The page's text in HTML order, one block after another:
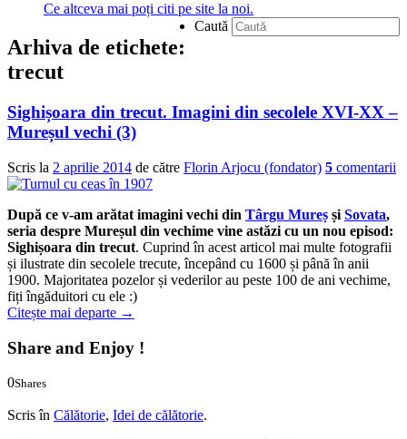
Ce altceva mai poți citi pe site la noi.
Caută
Arhiva de etichete:
trecut
Sighișoara din trecut. Imagini din secolele XVI-XX –
Mureșul vechi (3)
Scris la 2 aprilie 2014 de către Florin Arjocu (fondator) 5 comentarii
După ce v-am arătat imagini vechi din Târgu Mureș și Sovata,
seria despre Mureșul din vechime vine astăzi cu un nou episod:
Sighișoara din trecut. Cuprind în acest articol mai multe fotografii
și ilustrate din secolele trecute, începând cu 1600 și până în anii
1900. Majoritatea pozelor și vederilor au peste 100 de ani vechime,
fiți îngăduitori cu ele :)
Citește mai departe →
Share and Enjoy !
0Shares
Scris în Călătorie, Idei de călătorie.